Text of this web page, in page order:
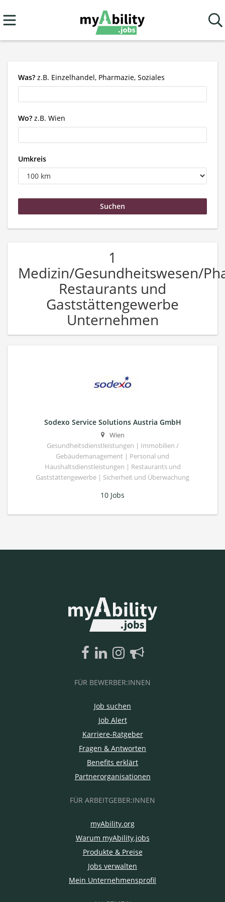
Was? z.B. Einzelhandel, Pharmazie, Soziales
Wo? z.B. Wien
Umkreis
1
Medizin/Gesundheitswesen/
Restaurants und
Gaststättengewerbe
Unternehmen
Sodexo Service Solutions Austria GmbH
Wien
Gesundheitsdienstleistungen | Immobilien /
Gebäudemanagement | Personal und
Haushaltsdienstleistungen | Restaurants und
Gaststättengewerbe | Sicherheit und Überwachung
10 Jobs
FÜR BEWERBER:INNEN
Job suchen
Job Alert
Karriere-Ratgeber
Fragen & Antworten
Benefits erklärt
Partnerorganisationen
FÜR ARBEITGEBER:INNEN
myAbility.org
Warum myAbility.jobs
Produkte & Preise
Jobs verwalten
Mein Unternehmensprofil